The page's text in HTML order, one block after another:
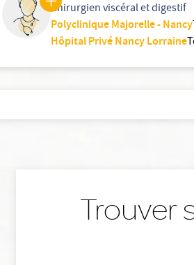
Chirurgien viscéral et digestif
Polyclinique Majorelle - Nancy
Hôpital Privé Nancy Lorraine
Trouver